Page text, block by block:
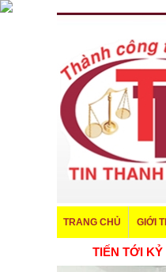
TRANG CHỦ GIỚI
TIẾN TỚI KỶ